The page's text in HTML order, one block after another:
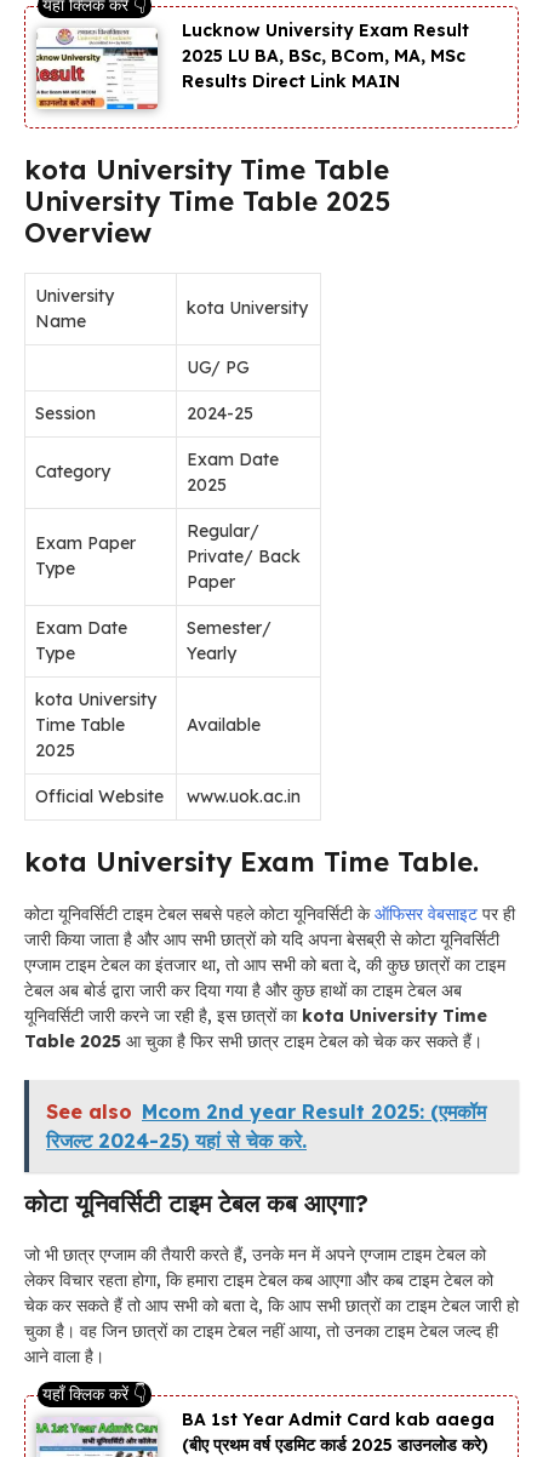
Lucknow University Exam Result
2025 LU BA, BSc, BCom, MA, MSc
Results Direct Link MAIN
kota University Time Table
University Time Table 2025
Overview
University
Name
kota University
UG/ PG
Session 2024-25
Category
Exam Date
2025
Exam Paper
Type
Regular/
Private/ Back
Paper
Exam Date
Type
Semester/
Yearly
kota University
Time Table
2025
Available
Official Website www.uok.ac.in
kota University Exam Time Table.
कोटा यूनिवर्सिटी टाइम टेबल सबसे पहले कोटा यूनिवर्सिटी केऑफिसर वेबसाइट पर ही
जारी किया जाता है और आप सभी छात्रों को यदि अपना बेसब्री से कोटा यूनिवर्सिटी
एग्जाम टाइम टेबल का इंतजार था, तो आप सभी को बता दे, की कुछ छात्रों का टाइम
टेबल अब बोर्ड द्वारा जारी कर दिया गया है और कुछ हाथों का टाइम टेबल अब
यूनिवर्सिटी जारी करने जा रही है, इस छात्रों का kota University Time
Table 2025 आ चुका है फिर सभी छात्र टाइम टेबल को चेक कर सकते हैं।
See also Mcom 2nd year Result 2025: (एमकॉम
रिजल्ट 2024-25) यहां से चेक करे.
कोटा यूनिवर्सिटी टाइम टेबल कब आएगा?
जो भी छात्र एग्जाम की तैयारी करते हैं, उनके मन में अपने एग्जाम टाइम टेबल को
लेकर विचार रहता होगा, कि हमारा टाइम टेबल कब आएगा और कब टाइम टेबल को
चेक कर सकते हैं तो आप सभी को बता दे, कि आप सभी छात्रों का टाइम टेबल जारी हो
चुका है। वह जिन छात्रों का टाइम टेबल नहीं आया, तो उनका टाइम टेबल जल्द ही
आने वाला है।
BA 1st Year Admit Card kab aaega
(बीए प्रथम वर्ष एडमिट कार्ड 2025 डाउनलोड करे)